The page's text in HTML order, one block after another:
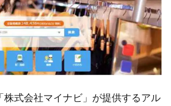
株式会社マイナビ」が提供するアル